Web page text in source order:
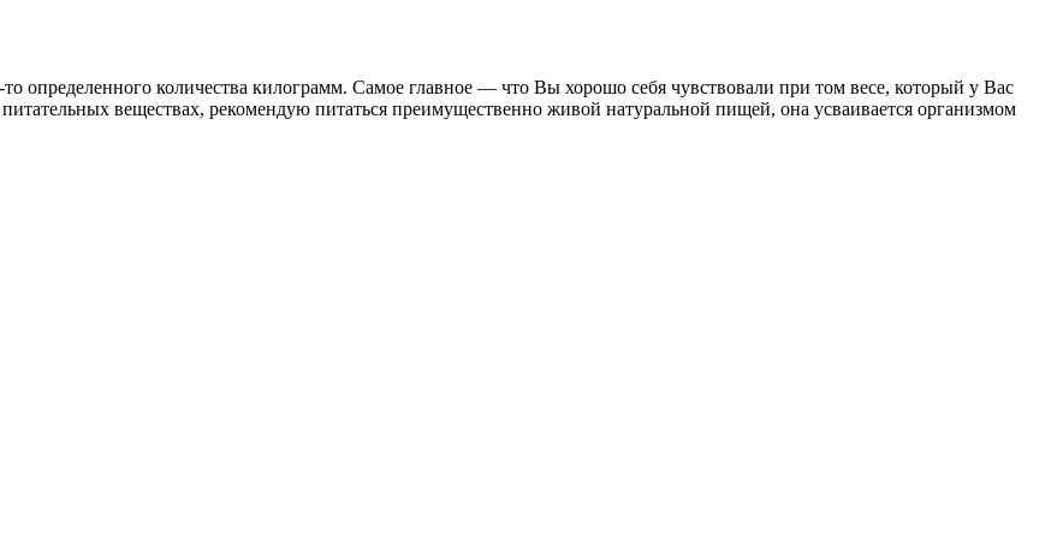
определенного количества килограмм. Самое главное — что Вы хорошо себя чувствовали при том весе, который у Вас
веществах, рекомендую питаться преимущественно живой натуральной пищей, она усваивается организмом